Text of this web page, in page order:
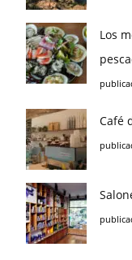
Los
Café